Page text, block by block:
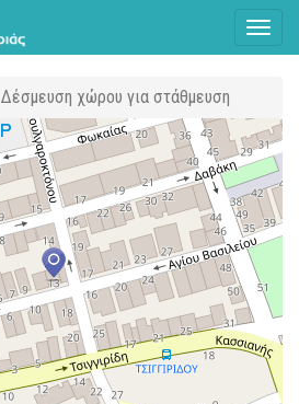
Δέσμευση χώρου για στάθμευση